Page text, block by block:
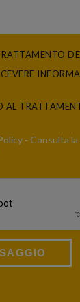
AL
- Consulta la